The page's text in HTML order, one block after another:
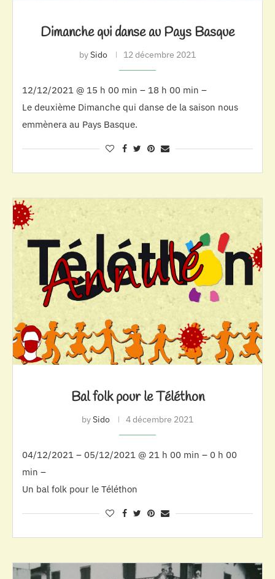
Dimanche qui danse au Pays Basque
bySido 12 décembre 2021
12/12/2021 @ 15 h 00 min – 18 h 00 min –
Le deuxième Dimanche qui danse de la saison nous
emmènera au Pays Basque.
Bal folk pour le Téléthon
bySido 4 décembre 2021
04/12/2021 – 05/12/2021 @ 21 h 00 min – 0 h 00
min –
Un bal folk pour le Téléthon